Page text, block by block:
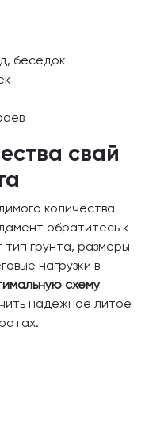
беседок
свай
количества
обратитесь к
грунта, размеры
нагрузки в
схему
надежное литое